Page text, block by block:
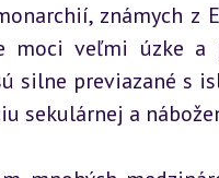
známych z
moci veľmi úzke
silne previazané s
sekulárnej a